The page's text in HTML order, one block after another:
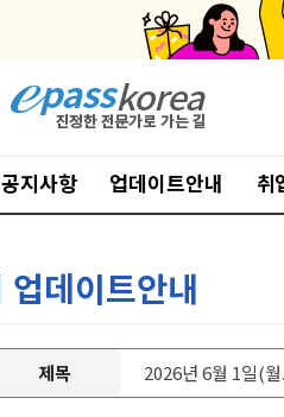
공지사항 업데이트안내 취
업데이트안내
제목 2026년 6월 1일(